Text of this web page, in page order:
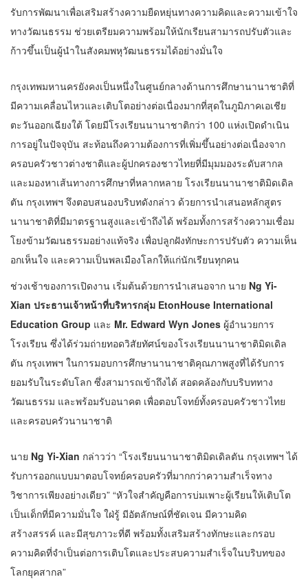
รับการพัฒนาเพื่อเสริมสร้างความยืดหยุ่นทางความคิดและความเข้าใจ
ทางวัฒนธรรม ช่วยเตรียมความพร้อมให้นักเรียนสามารถปรับตัวและ
ก้าวขึ้นเป็นผู้นำในสังคมพหุวัฒนธรรมได้อย่างมั่นใจ
กรุงเทพมหานครยังคงเป็นหนึ่งในศูนย์กลางด้านการศึกษานานาชาติที่
มีความเคลื่อนไหวและเติบโตอย่างต่อเนื่องมากที่สุดในภูมิภาคเอเชีย
ตะวันออกเฉียงใต้ โดยมีโรงเรียนนานาชาติกว่า 100 แห่งเปิดดำเนิน
การอยู่ในปัจจุบัน สะท้อนถึงความต้องการที่เพิ่มขึ้นอย่างต่อเนื่องจาก
ครอบครัวชาวต่างชาติและผู้ปกครองชาวไทยที่มีมุมมองระดับสากล
และมองหาเส้นทางการศึกษาที่หลากหลาย โรงเรียนนานาชาติมิดเดิล
ตัน กรุงเทพฯ จึงตอบสนองบริบทดังกล่าว ด้วยการนำเสนอหลักสูตร
นานาชาติที่มีมาตรฐานสูงและเข้าถึงได้ พร้อมทั้งการสร้างความเชื่อม
โยงข้ามวัฒนธรรมอย่างแท้จริง เพื่อปลูกฝังทักษะการปรับตัว ความเห็น
อกเห็นใจ และความเป็นพลเมืองโลกให้แก่นักเรียนทุกคน
ช่วงเช้าของการเปิดงาน เริ่มต้นด้วยการนำเสนอจาก นาย Ng Yi-
Xian ประธานเจ้าหน้าที่บริหารกลุ่ม EtonHouse International
Education Group และ Mr. Edward Wyn Jones ผู้อำนวยการ
โรงเรียน ซึ่งได้ร่วมถ่ายทอดวิสัยทัศน์ของโรงเรียนนานาชาติมิดเดิล
ตัน กรุงเทพฯ ในการมอบการศึกษานานาชาติคุณภาพสูงที่ได้รับการ
ยอมรับในระดับโลก ซึ่งสามารถเข้าถึงได้ สอดคล้องกับบริบททาง
วัฒนธรรม และพร้อมรับอนาคต เพื่อตอบโจทย์ทั้งครอบครัวชาวไทย
และครอบครัวนานาชาติ
นาย Ng Yi-Xian กล่าวว่า “โรงเรียนนานาชาติมิดเดิลตัน กรุงเทพฯ ได้
รับการออกแบบมาตอบโจทย์ครอบครัวที่มากกว่าความสำเร็จทาง
วิชาการเพียงอย่างเดียว” “หัวใจสำคัญคือการบ่มเพาะผู้เรียนให้เติบโต
เป็นเด็กที่มีความมั่นใจ ใฝ่รู้ มีอัตลักษณ์ที่ชัดเจน มีความคิด
สร้างสรรค์ และมีสุขภาวะที่ดี พร้อมทั้งเสริมสร้างทักษะและกรอบ
ความคิดที่จำเป็นต่อการเติบโตและประสบความสำเร็จในบริบทของ
โลกยุคสากล”